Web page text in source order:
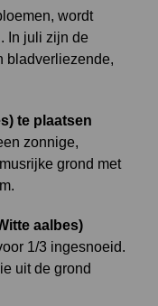
wordt
In juli zijn de
bladverliezende,
te plaatsen
zonnige,
grond met
aalbes)
1/3 ingesnoeid.
uit de grond